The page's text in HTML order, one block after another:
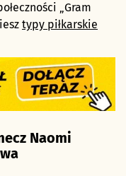
„Gram
typy piłkarskie
Naomi